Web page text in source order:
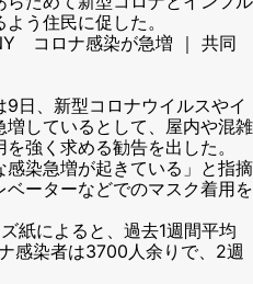
う住民に促した。
コロナ感染が急増 ｜ 共同
日、新型コロナウイルスやイ
しているとして、屋内や混雑
強く求める勧告を出した。
染急増が起きている」と指摘
ーターなどでのマスク着用を
紙によると、過去1週間平均
感染者は3700人余りで、2週